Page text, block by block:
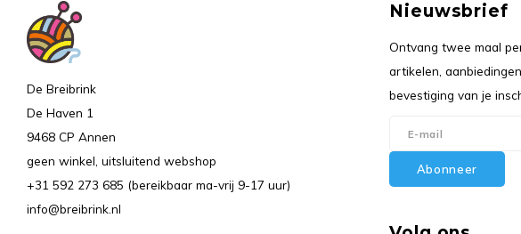
De Breibrink
De Haven 1
9468 CP Annen
geen winkel, uitsluitend webshop
+31 592 273 685 (bereikbaar ma-vrij 9-17 uur)
info@breibrink.nl
Nieuwsbrief
Ontvang twee maal
artikelen,
bevestiging van je
Abonneer